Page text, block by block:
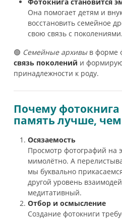
Она помогает детям и
восстановить семейное
свою связь с поколениями.
🟢 Семейные архивыв форме
связь поколений и
принадлежности к роду.
Почему фотокнига
память лучше,
Осязаемость
Просмотр фотографий на
мимолётно. А
мы буквально
другой уровень
медитативный.
Отбор и осмысление
Создание фотокниги